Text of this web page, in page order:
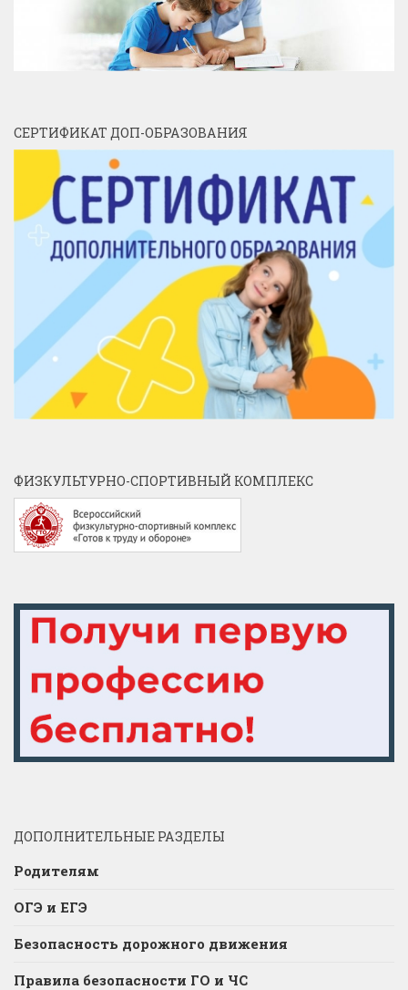
СЕРТИФИКАТ ДОП-ОБРАЗОВАНИЯ
ФИЗКУЛЬТУРНО-СПОРТИВНЫЙ КОМПЛЕКС
ДОПОЛНИТЕЛЬНЫЕ РАЗДЕЛЫ
Родителям
ОГЭ и ЕГЭ
Безопасность дорожного движения
Правила безопасности ГО и ЧС